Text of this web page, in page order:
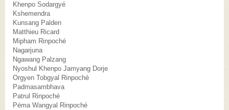
Khenpo Sodargyé
Kshemendra
Kunsang Palden
Matthieu Ricard
Mipham Rinpoché
Nagarjuna
Ngawang Palzang
Nyoshul Khenpo Jamyang Dorje
Orgyen Tobgyal Rinpoché
Padmasambhava
Patrul Rinpoché
Péma Wangyal Rinpoché